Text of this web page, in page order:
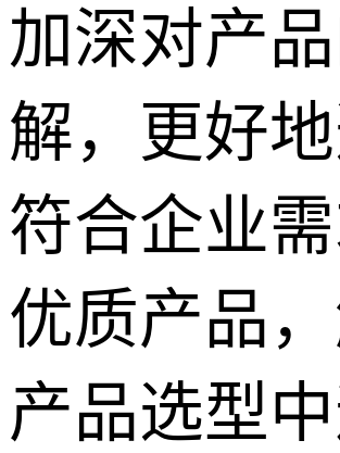
加深对产
解，更好
符合企业
优质产品
产品选型